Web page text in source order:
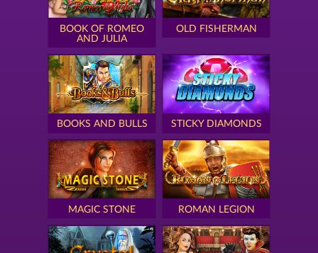
BOOK OF ROMEO
AND JULIA
OLD FISHERMAN
BOOKS AND BULLS STICKY DIAMONDS
MAGIC STONE ROMAN LEGION